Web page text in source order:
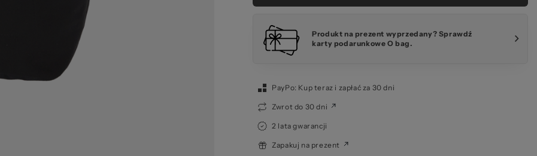
Produkt na prezent wyprzedany? Sprawdź
karty podarunkowe O bag.
PayPo: Kup teraz i zapłać za 30 dni
Zwrot do 30 dni
2 lata gwarancji
Zapakuj na prezent